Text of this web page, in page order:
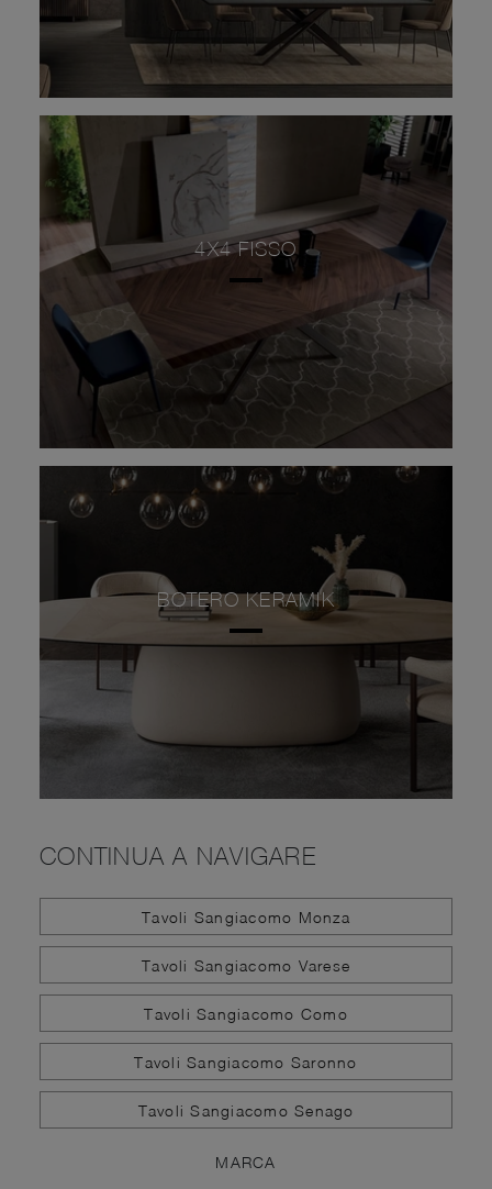
4X4 FISSO
BOTERO KERAMIK
CONTINUA A NAVIGARE
Tavoli Sangiacomo Monza
Tavoli Sangiacomo Varese
Tavoli Sangiacomo Como
Tavoli Sangiacomo Saronno
Tavoli Sangiacomo Senago
MARCA